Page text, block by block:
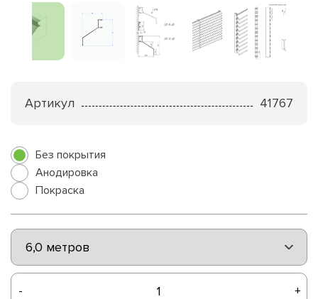
Артикул 41767
Без покрытия
Анодировка
Покраска
- +